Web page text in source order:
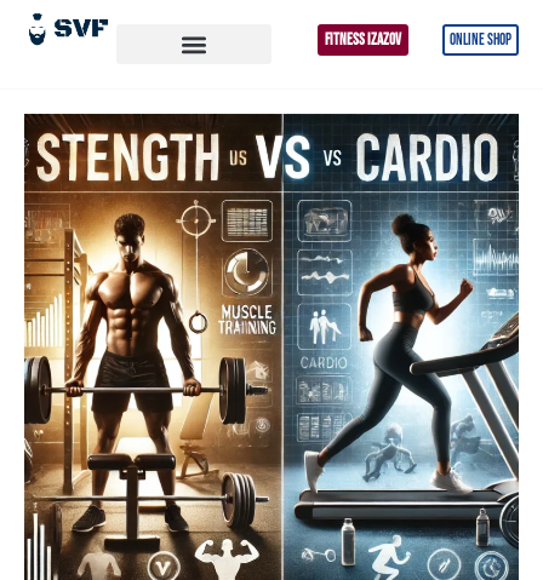
FITNESS IZAZOV ONLINE SHOP